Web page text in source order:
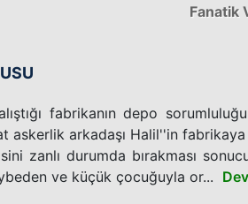
Fanatik
fabrikanın depo
askerlik arkadaşı Halil''in
zanlı durumda bırakması
ve küçük çocuğuyla or...